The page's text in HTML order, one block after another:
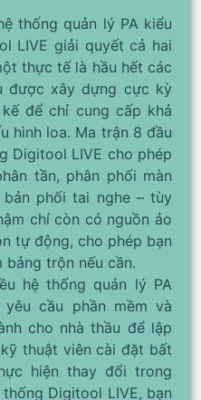
thống quản lý PA kiểu
LIVE giải quyết cả hai
thực tế là hầu hết các
được xây dựng cực kỳ
để chỉ cung cấp khả
hình loa. Ma trận 8 đầu
Digitool LIVE cho phép
tần, phân phối màn
phối tai nghe – tùy
chí còn có nguồn ảo
tự động, cho phép bạn
bảng trộn nếu cần.
hệ thống quản lý PA
cầu phần mềm và
cho nhà thầu để lập
thuật viên cài đặt bất
hiện thay đổi trong
Digitool LIVE, bạn